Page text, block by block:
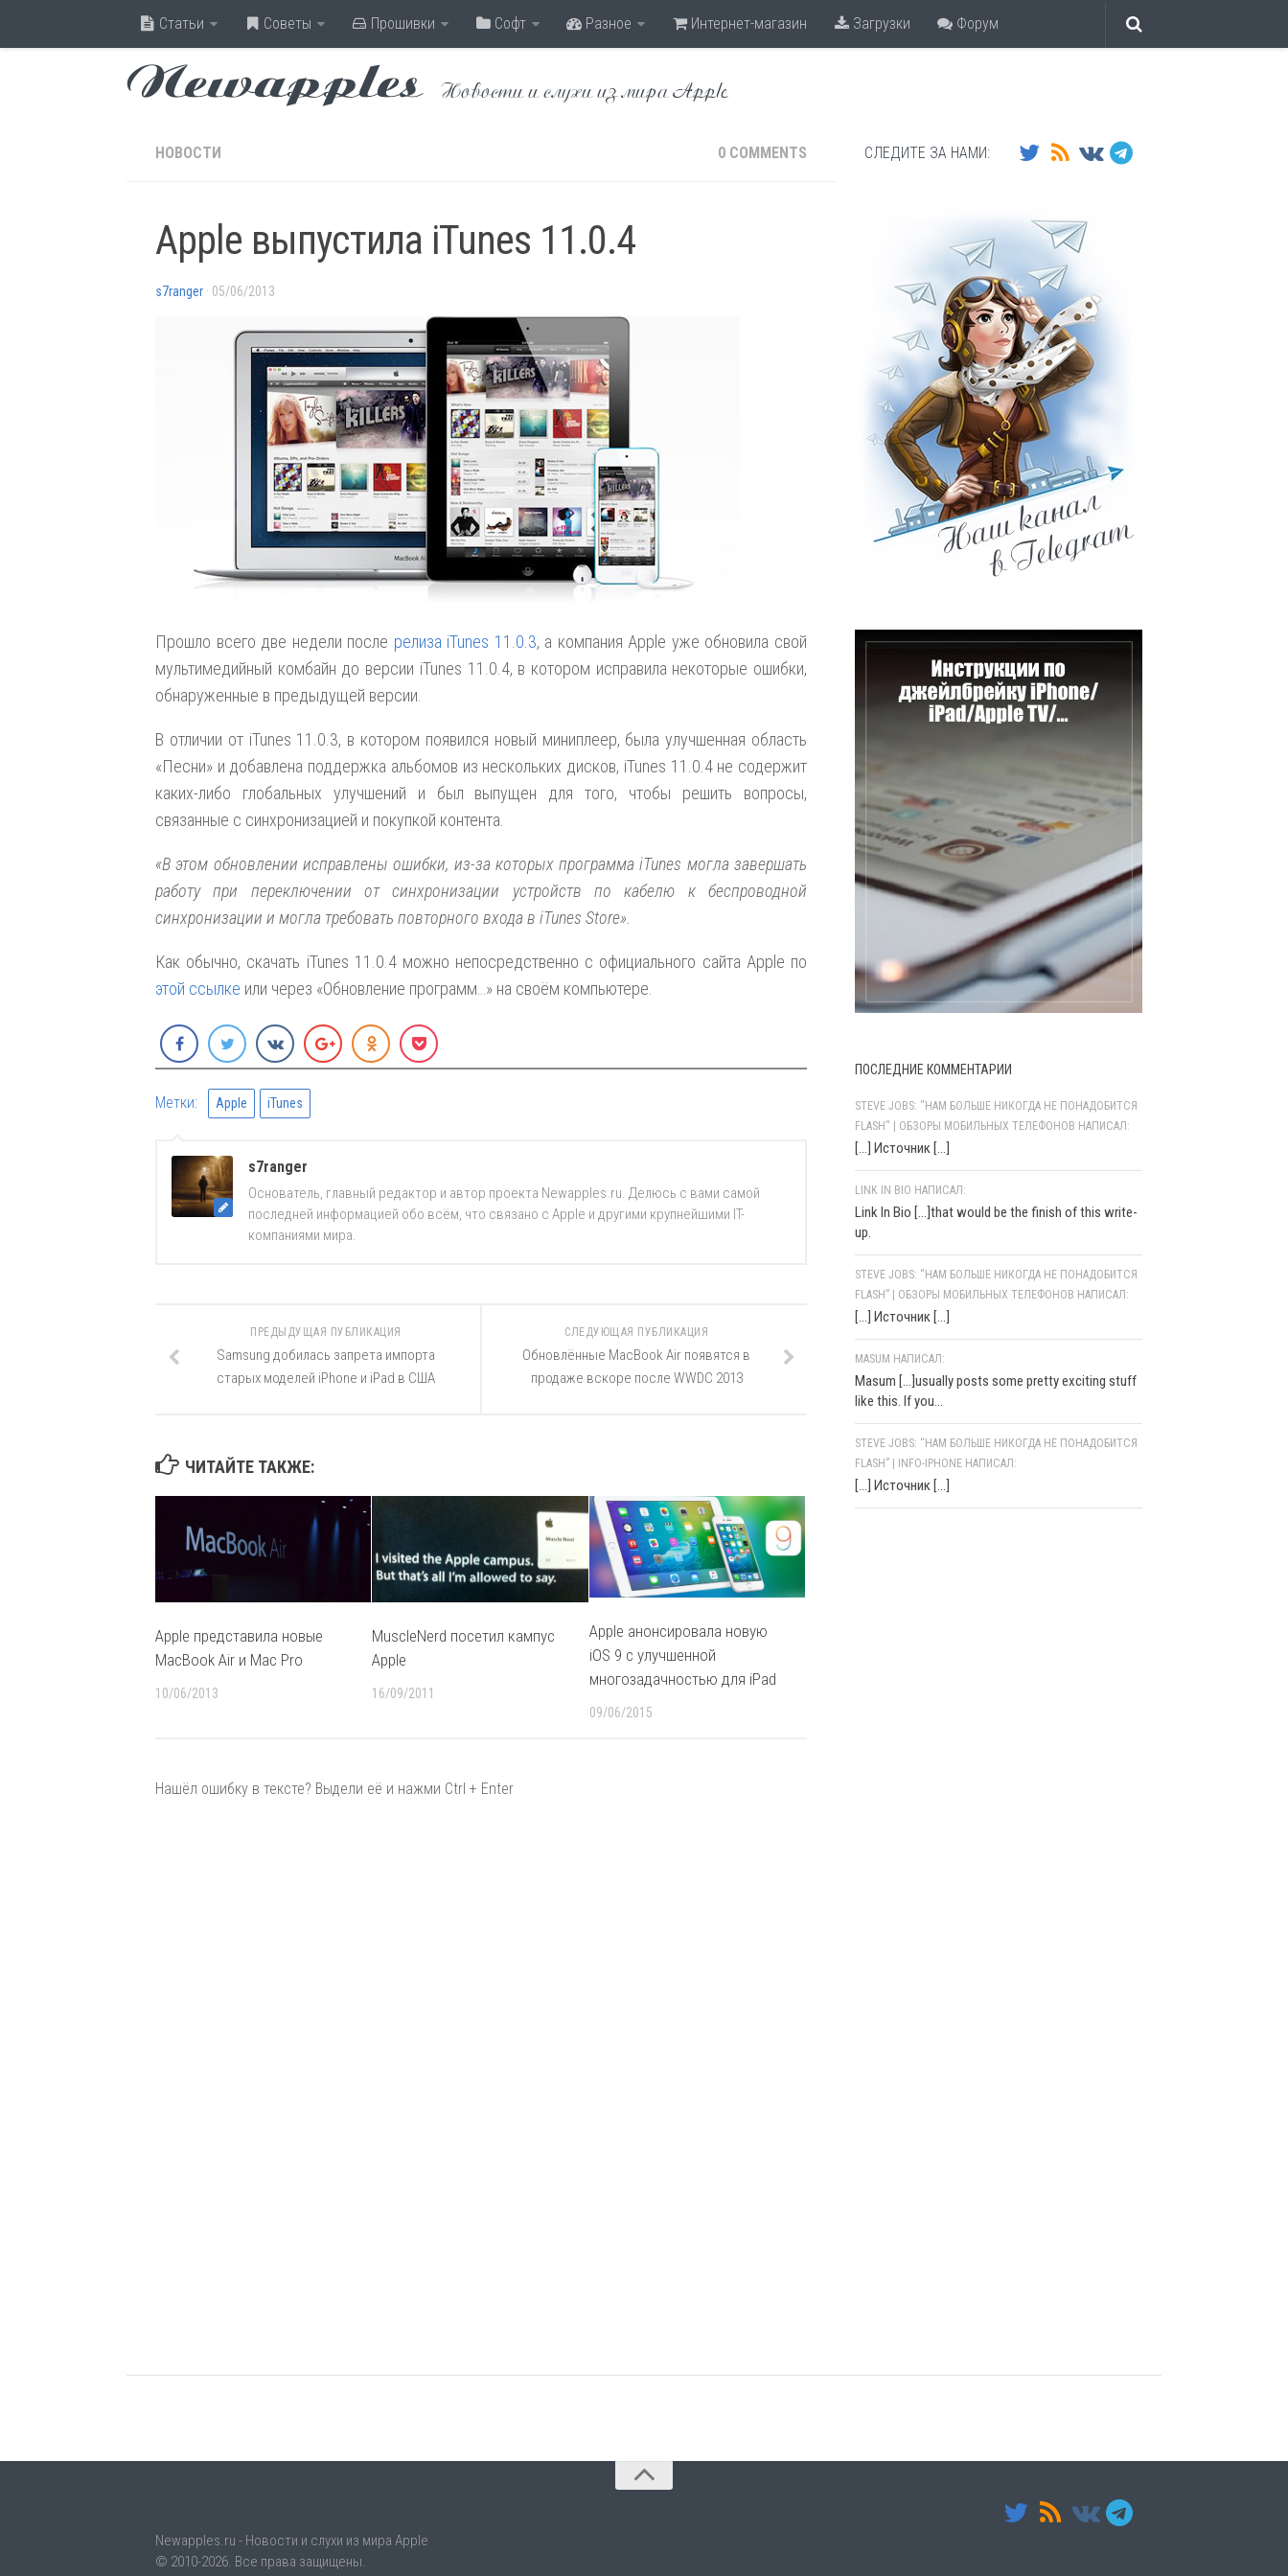
Статьи Советы Прошивки Софт Разное Интернет-магазин Загрузки Форум
Newapples Новости и слухи из мира Apple
НОВОСТИ 0 COMMENTS
Apple выпустила iTunes 11.0.4
s7ranger · 05/06/2013
Прошло всего две недели после релиза iTunes 11.0.3, а компания Apple уже обновила свой
мультимедийный комбайн до версии iTunes 11.0.4, в котором исправила некоторые ошибки,
обнаруженные в предыдущей версии.
В отличии от iTunes 11.0.3, в котором появился новый миниплеер, была улучшенная область
«Песни» и добавлена поддержка альбомов из нескольких дисков, iTunes 11.0.4 не содержит
каких-либо глобальных улучшений и был выпущен для того, чтобы решить вопросы,
связанные с синхронизацией и покупкой контента.
«В этом обновлении исправлены ошибки, из-за которых программа iTunes могла завершать
работу при переключении от синхронизации устройств по кабелю к беспроводной
синхронизации и могла требовать повторного входа в iTunes Store».
Как обычно, скачать iTunes 11.0.4 можно непосредственно с официального сайта Apple по
этой ссылке или через «Обновление программ…» на своём компьютере.
Метки: Apple iTunes
s7ranger
Основатель, главный редактор и автор проекта Newapples.ru. Делюсь с вами самой
последней информацией обо всём, что связано с Apple и другими крупнейшими IT-
компаниями мира.
СЛЕДУЮЩАЯ ПУБЛИКАЦИЯ
Обновлённые MacBook Air появятся в
продаже вскоре после WWDC 2013
ПРЕДЫДУЩАЯ ПУБЛИКАЦИЯ
Samsung добилась запрета импорта
старых моделей iPhone и iPad в США
ЧИТАЙТЕ ТАКЖЕ:
Apple представила новые
MacBook Air и Mac Pro
10/06/2013
MuscleNerd посетил кампус
Apple
16/09/2011
Apple анонсировала новую
iOS 9 с улучшенной
многозадачностью для iPad
09/06/2015
Нашёл ошибку в тексте? Выдели её и нажми Ctrl + Enter
СЛЕДИТЕ ЗА НАМИ:
ПОСЛЕДНИЕ КОММЕНТАРИИ
STEVE JOBS: "НАМ БОЛЬШЕ НИКОГДА НЕ ПОНАДОБИТСЯ
FLASH" | ОБЗОРЫ МОБИЛЬНЫХ ТЕЛЕФОНОВ НАПИСАЛ:
[…] Источник […]
LINK IN BIO НАПИСАЛ:
Link In Bio [...]that would be the finish of this write-
up.
STEVE JOBS: “НАМ БОЛЬШЕ НИКОГДА НЕ ПОНАДОБИТСЯ
FLASH” | ОБЗОРЫ МОБИЛЬНЫХ ТЕЛЕФОНОВ НАПИСАЛ:
[…] Источник […]
MASUM НАПИСАЛ:
Masum [...]usually posts some pretty exciting stuff
like this. If you...
STEVE JOBS: “НАМ БОЛЬШЕ НИКОГДА НЕ ПОНАДОБИТСЯ
FLASH” | INFO-IPHONE НАПИСАЛ:
[…] Источник […]
Newapples.ru - Новости и слухи из мира Apple
© 2010-2026. Все права защищены.